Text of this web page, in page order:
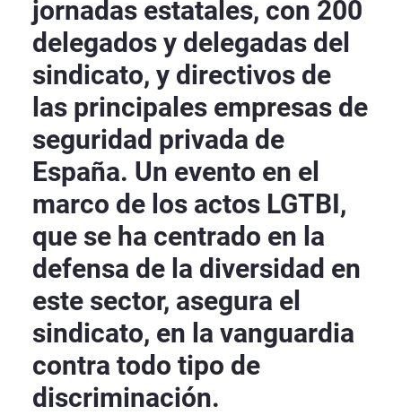
jornadas estatales, con 200
delegados y delegadas del
sindicato, y directivos de
las principales empresas de
seguridad privada de
España. Un evento en el
marco de los actos LGTBI,
que se ha centrado en la
defensa de la diversidad en
este sector, asegura el
sindicato, en la vanguardia
contra todo tipo de
discriminación.